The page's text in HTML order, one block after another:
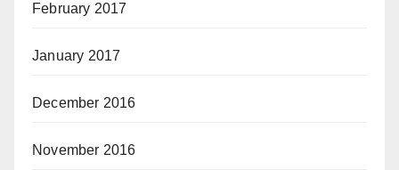
February 2017
January 2017
December 2016
November 2016